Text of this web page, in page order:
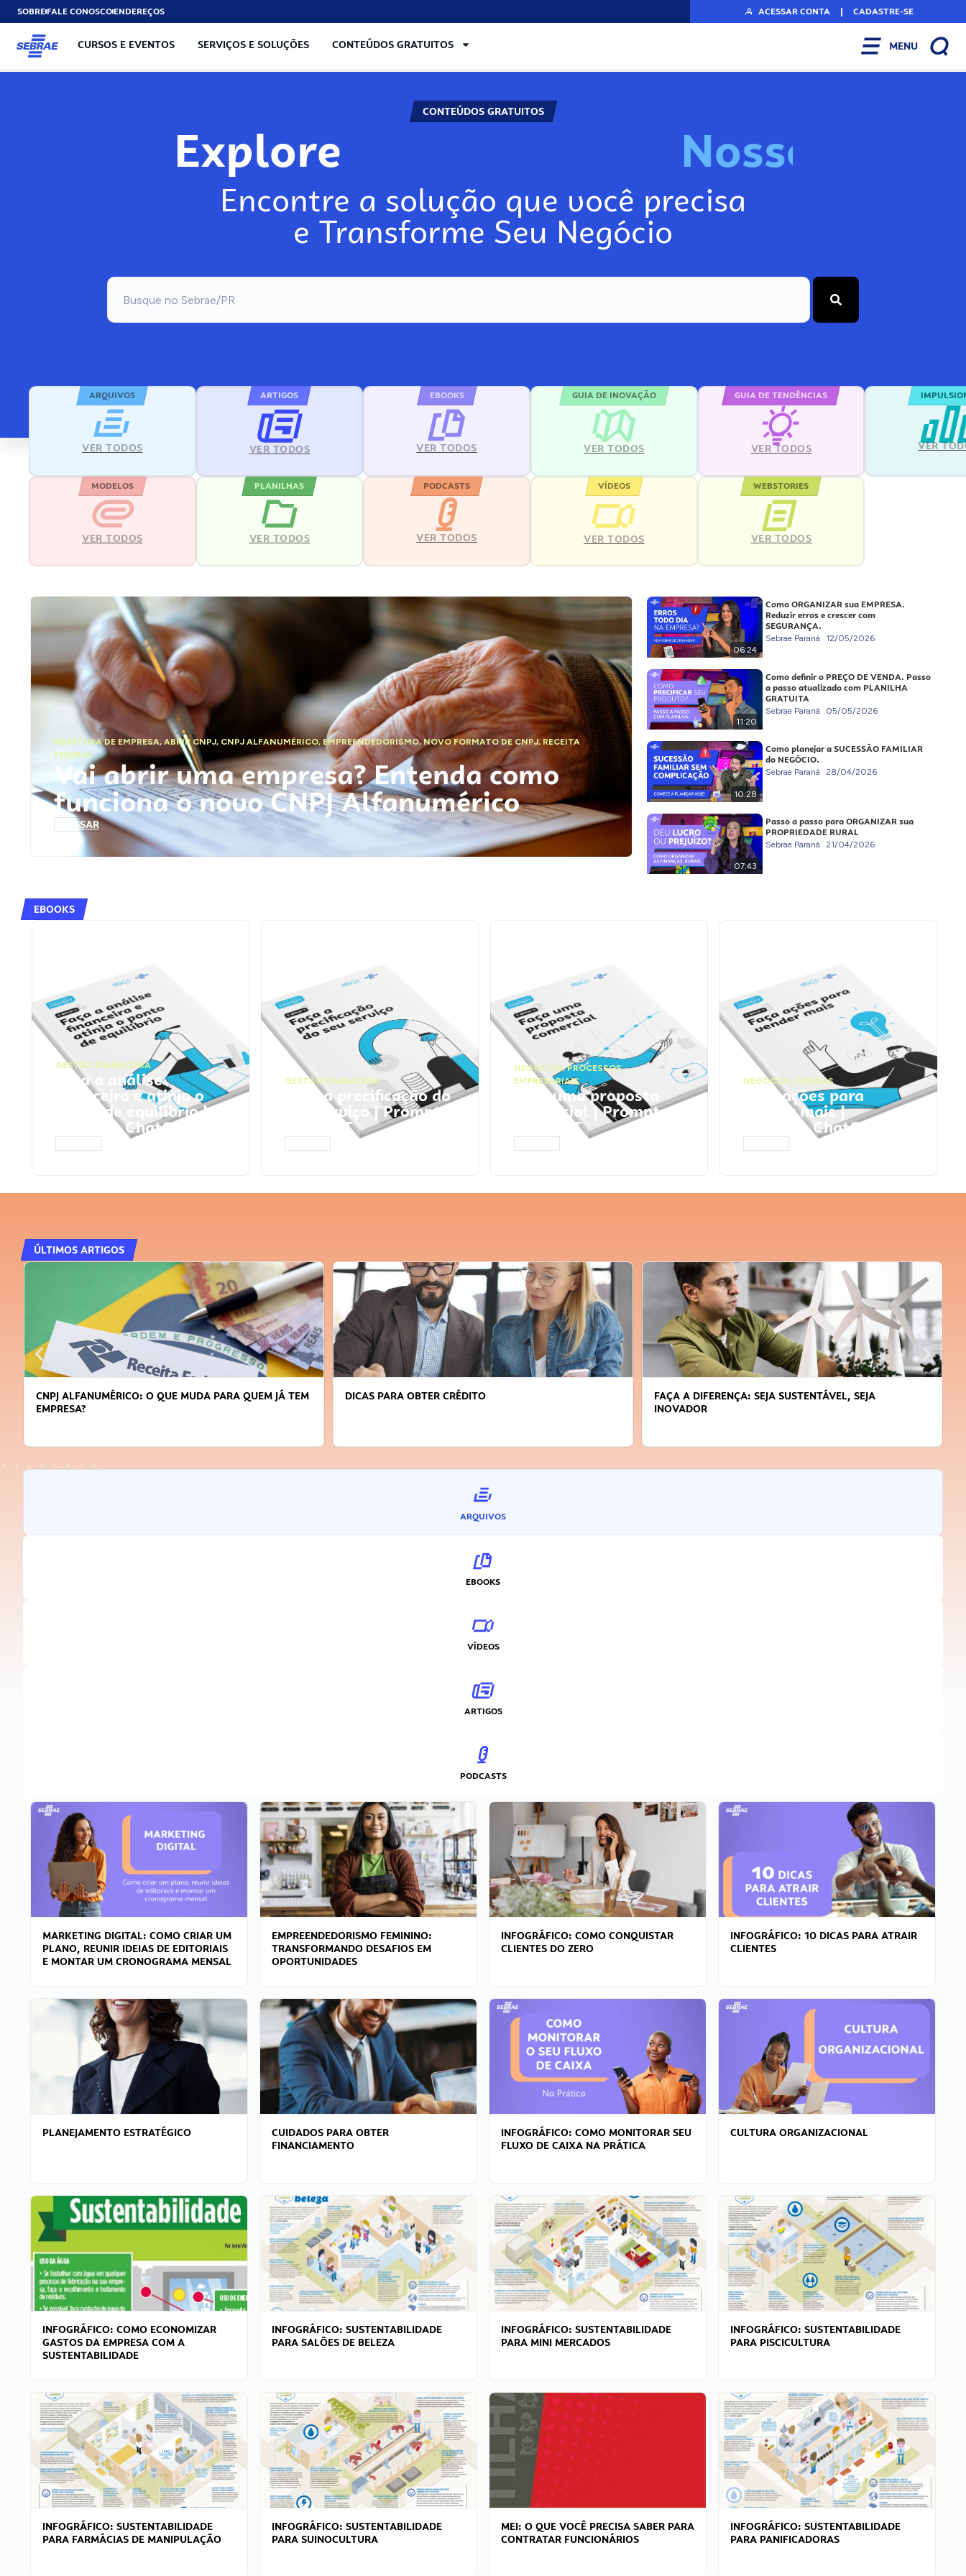
SOBREFALE CONOSCOENDEREÇOS ACESSAR CONTA | CADASTRE-SE
CURSOS E EVENTOS SERVIÇOS E SOLUÇÕES CONTEÚDOS GRATUITOS MENU
CONTEÚDOS GRATUITOS
Explore Nosso
Encontre a solução que você precisa
e Transforme Seu Negócio
ARQUIVOS
VER TODOS
ARTIGOS
VER TODOS
EBOOKS
VER TODOS
GUIA DE INOVAÇÃO
VER TODOS
GUIA DE TENDÊNCIAS
VER TODOS VER
MODELOS
VER TODOS
PLANILHAS
VER TODOS
PODCASTS
VER TODOS
VÍDEOS
VER TODOS
WEBSTORIES
VER TODOS
ABERTURA DE EMPRESA,ABRIR CNPJ, CNPJ ALFANUMÉRICO, EMPREENDEDORISMO,NOVO FORMATO DE CNPJ,RECEITA
FEDERAL
Vai abrir uma empresa? Entenda como
funciona o novo CNPJ Alfanumérico
ACESSAR
06:24
Como ORGANIZAR sua EMPRESA.
Reduzir erros e crescer com
SEGURANÇA.
Sebrae Paraná 12/05/2026
11:20
Como definir o PREÇO DE VENDA. Passo
a passo atualizado com PLANILHA
GRATUITA
Sebrae Paraná 05/05/2026
10:28
Como planejar a SUCESSÃO FAMILIAR
do NEGÓCIO.
Sebrae Paraná 28/04/2026
07:43
Passo a passo para ORGANIZAR sua
PROPRIEDADE RURAL
Sebrae Paraná 21/04/2026
EBOOKS
GESTÃO FINANCEIRA
Faça a análise
financeira e atinja o
ponto de equilíbrio |
Prompts ChatGPT
GESTÃO FINANCEIRA
Faça a precificação do
seu serviço | Prompts
ChatGPT
NEGÓCIOS,PROCESSOS
EMPRESARIAIS
Faça uma proposta
comercial | Prompts
ChatGPT
NEGÓCIOS, VENDAS
Faça ações para
vender mais |
Prompts ChatGPT
ÚLTIMOS ARTIGOS
CNPJ ALFANUMÉRICO: O QUE MUDA PARA QUEM JÁ TEM
EMPRESA?
DICAS PARA OBTER CRÉDITO
FAÇA A DIFERENÇA: SEJA SUSTENTÁVEL, SEJA
INOVADOR
ARQUIVOS
EBOOKS
VÍDEOS
ARTIGOS
PODCASTS
MARKETING DIGITAL: COMO CRIAR UM
PLANO, REUNIR IDEIAS DE EDITORIAIS
E MONTAR UM CRONOGRAMA MENSAL
EMPREENDEDORISMO FEMININO:
TRANSFORMANDO DESAFIOS EM
OPORTUNIDADES
INFOGRÁFICO: COMO CONQUISTAR
CLIENTES DO ZERO
INFOGRÁFICO: 10 DICAS PARA ATRAIR
CLIENTES
PLANEJAMENTO ESTRATÉGICO
CUIDADOS PARA OBTER
FINANCIAMENTO
INFOGRÁFICO: COMO MONITORAR SEU
FLUXO DE CAIXA NA PRÁTICA
CULTURA ORGANIZACIONAL
INFOGRÁFICO: COMO ECONOMIZAR
GASTOS DA EMPRESA COM A
SUSTENTABILIDADE
INFOGRÁFICO: SUSTENTABILIDADE
PARA SALÕES DE BELEZA
INFOGRÁFICO: SUSTENTABILIDADE
PARA MINI MERCADOS
INFOGRÁFICO: SUSTENTABILIDADE
PARA PISCICULTURA
INFOGRÁFICO: SUSTENTABILIDADE
PARA FARMÁCIAS DE MANIPULAÇÃO
INFOGRÁFICO: SUSTENTABILIDADE
PARA SUINOCULTURA
MEI: O QUE VOCÊ PRECISA SABER PARA
CONTRATAR FUNCIONÁRIOS
INFOGRÁFICO: SUSTENTABILIDADE
PARA PANIFICADORAS